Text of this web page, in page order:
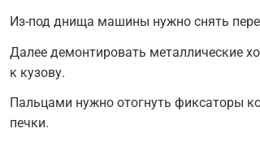
Из-под днища машины нужно снять
Далее демонтировать металлические
к кузову.
Пальцами нужно отогнуть фиксаторы
печки.